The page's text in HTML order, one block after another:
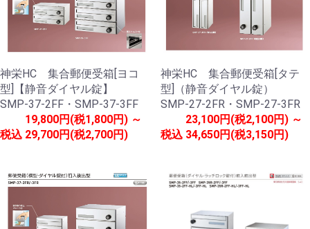
神栄HC 集合郵便受箱[ヨコ
型]【静音ダイヤル錠】
SMP-37-2FF・SMP-37-3FF
税込
19,800円(税1,800円) ～
29,700円(税2,700円)
神栄HC 集合郵便受箱[タテ
型]（静音ダイヤル錠）
SMP-27-2FR・SMP-27-3FR
税込
23,100円(税2,100円) ～
34,650円(税3,150円)